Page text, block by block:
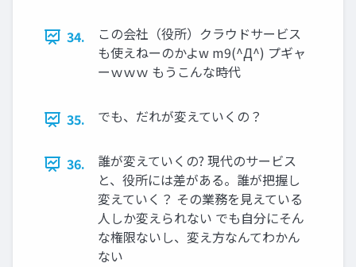
34.
この会社（役所）クラウドサービス
も使えねーのかよw m9(^Д^) プギャ
ーｗｗｗ もうこんな時代
35. でも、だれが変えていくの？
36.
誰が変えていくの? 現代のサービス
と、役所には差がある。誰が把握し
変えていく？ その業務を見えている
人しか変えられない でも自分にそん
な権限ないし、変え方なんてわかん
ない